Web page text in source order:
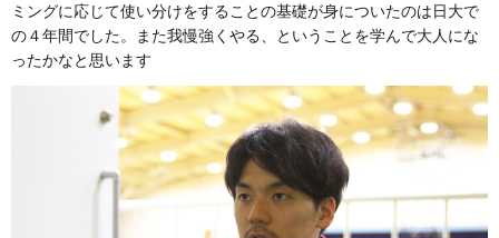
ミングに応じて使い分けをすることの基礎が身についたのは日大で
の４年間でした。また我慢強くやる、ということを学んで大人にな
ったかなと思います